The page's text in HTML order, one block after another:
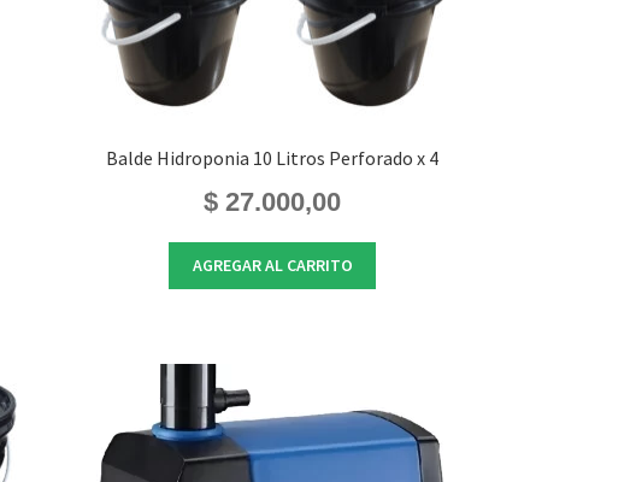
Balde Hidroponia 10 Litros Perforado x 4
$ 27.000,00
AGREGAR AL CARRITO